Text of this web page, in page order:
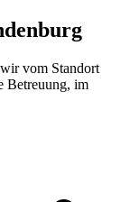
vom Standort
Betreuung, im